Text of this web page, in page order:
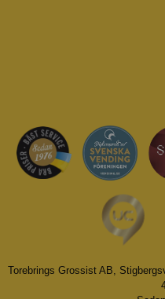
Torebrings Grossist AB,